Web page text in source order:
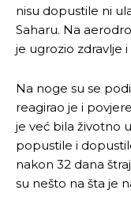
nisu dopustile ni
Saharu. Na
je ugrozio zdravlje
Na noge su se
reagirao je i
je već bila životno
popustile i
nakon 32 dana
su nešto na šta je